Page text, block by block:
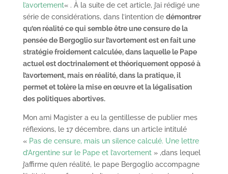
l’avortement« . À la suite de cet article, j’ai rédigé une
série de considérations, dans l’intention de démontrer
qu’en réalité ce qui semble être une censure de la
pensée de Bergoglio sur l’avortement est en fait une
stratégie froidement calculée, dans laquelle le Pape
actuel est doctrinalement et théoriquement opposé à
l’avortement, mais en réalité, dans la pratique, il
permet et tolère la mise en œuvre et la légalisation
des politiques abortives.
Mon ami Magister a eu la gentillesse de publier mes
réflexions, le 17 décembre, dans un article intitulé
« Pas de censure, mais un silence calculé. Une lettre
d’Argentine sur le Pape et l’avortement» ,dans lequel
j’affirme qu’en réalité, le pape Bergoglio accompagne